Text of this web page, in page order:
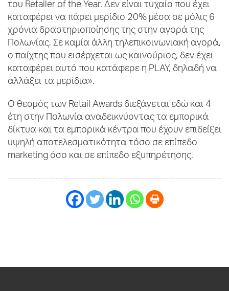
του Retailer of the Year. Δεν είναι τυχαίο που έχει
καταφέρει να πάρει μερίδιο 20% μέσα σε μόλις 6
χρόνια δραστηριοποίησης της στην αγορά της
Πολωνίας. Σε καμία άλλη τηλεπικοινωνιακή αγορά,
ο παίχτης που εισέρχεται ως καινούριος, δεν έχει
καταφέρει αυτό που κατάφερε η PLAY, δηλαδή να
αλλάξει τα μερίδια».
Ο θεσμός των Retail Awards διεξάγεται εδώ και 4
έτη στην Πολωνία αναδεικνύοντας τα εμπορικά
δίκτυα και τα εμπορικά κέντρα που έχουν επιδείξει
υψηλή αποτελεσματικότητα τόσο σε επίπεδο
marketing όσο και σε επίπεδο εξυπηρέτησης.